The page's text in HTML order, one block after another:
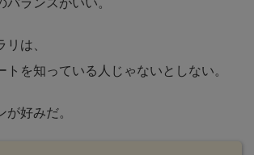
は、
トを知っている人じゃないとしない。
好みだ。